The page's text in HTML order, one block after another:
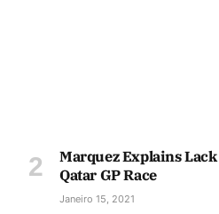
Marquez Explains
Qatar GP Race
Janeiro 15, 2021